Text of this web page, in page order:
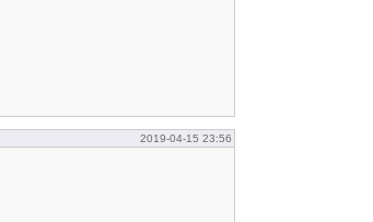
2019-04-15 23:56